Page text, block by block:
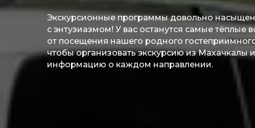
Экскурсионные программы довольно
с энтузиазмом! У вас останутся самые тёплые
от посещения нашего родного
чтобы организовать экскурсию из Махачкалы
информацию о каждом направлении.